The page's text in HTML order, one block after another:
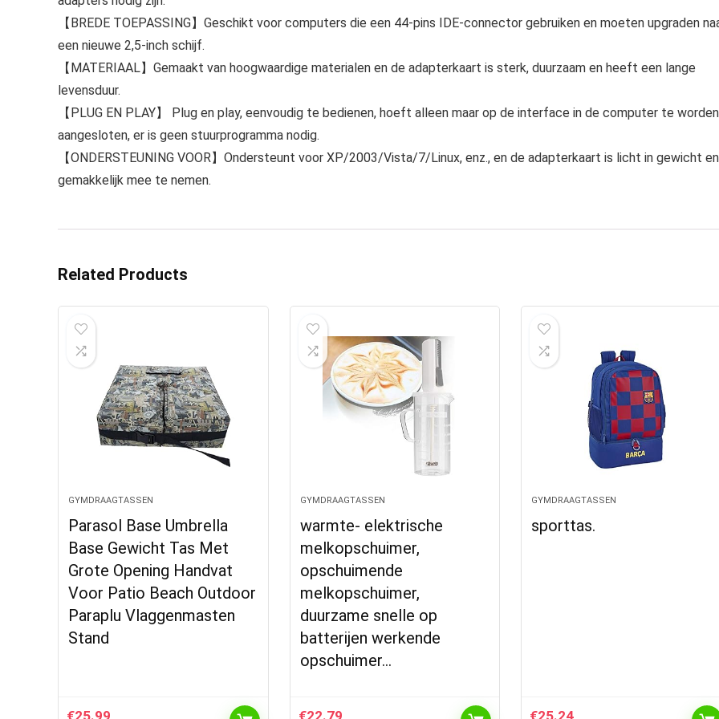
【BREDE TOEPASSING】Geschikt voor computers die een 44‑pins IDE-connector gebruiken en moeten upgraden
een nieuwe 2,5-inch schijf.
【MATERIAAL】Gemaakt van hoogwaardige materialen en de adapterkaart is sterk, duurzaam en heeft een lange
levensduur.
【PLUG EN PLAY】 Plug en play, eenvoudig te bedienen, hoeft alleen maar op de interface in de computer te worden
aangesloten, er is geen stuurprogramma nodig.
【ONDERSTEUNING VOOR】Ondersteunt voor XP/2003/Vista/7/Linux, enz., en de adapterkaart is licht in gewicht en
gemakkelijk mee te nemen.
Related Products
GYMDRAAGTASSEN
Parasol Base Umbrella
Base Gewicht Tas Met
Grote Opening Handvat
Voor Patio Beach Outdoor
Paraplu Vlaggenmasten
Stand
€25.99
GYMDRAAGTASSEN
warmte- elektrische
melkopschuimer,
opschuimende
melkopschuimer,
duurzame snelle op
batterijen werkende
opschuimer…
€22.79
GYMDRAAGTASSEN
sporttas.
€25.24